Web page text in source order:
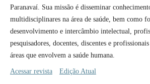
Paranavaí. Sua missão é disseminar
multidisciplinares na área de saúde, bem como
desenvolvimento e intercâmbio intelectual,
pesquisadores, docentes, discentes e
áreas que envolvem a saúde humana.
Acessar revista Edição Atual